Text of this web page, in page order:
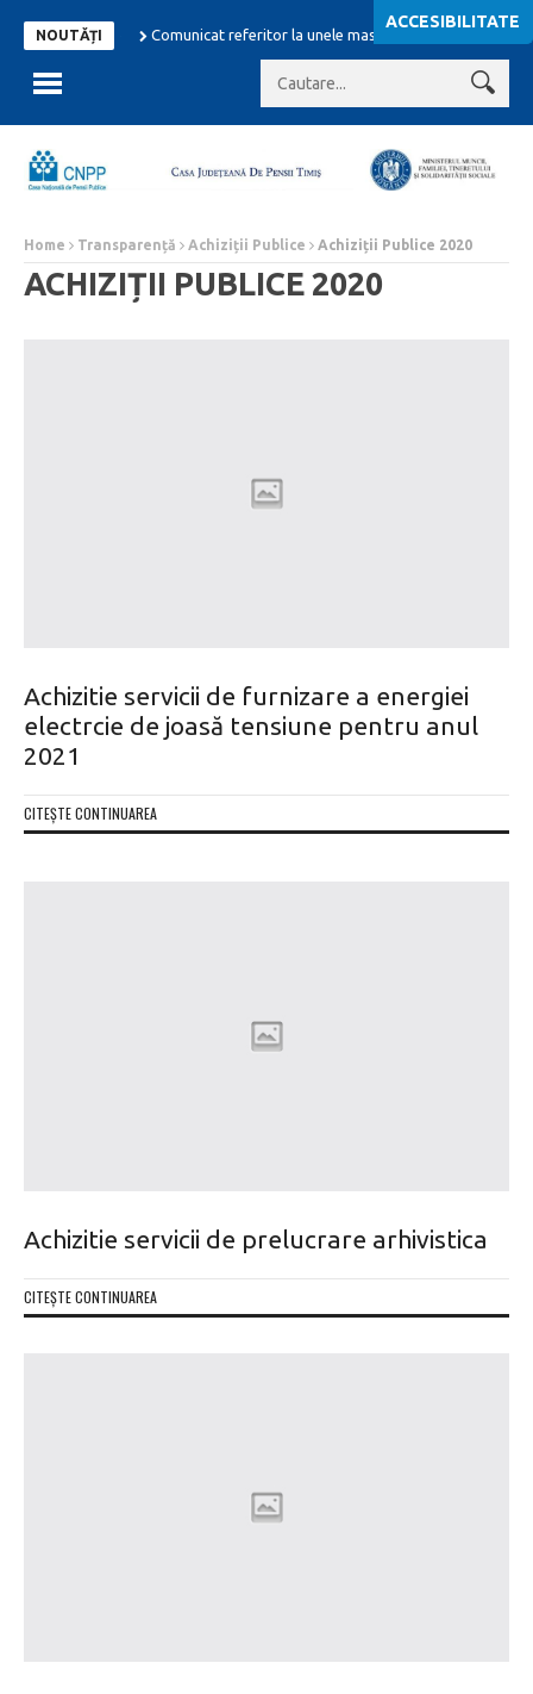
NOUTĂȚI Comunicat referitor la unele masuri adoptate in domeniul
Home Transparență Achiziții Publice Achiziții Publice 2020
ACHIZIȚII PUBLICE 2020
Achizitie servicii de furnizare a energiei
electrcie de joasă tensiune pentru anul
2021
CITEȘTE CONTINUAREA
Achizitie servicii de prelucrare arhivistica
CITEȘTE CONTINUAREA
ACCESIBILITATE